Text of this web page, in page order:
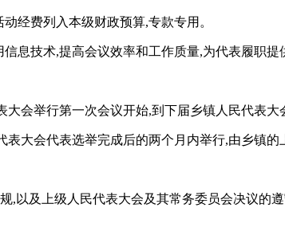
经费列入本级财政预算,专款专用。
息技术,提高会议效率和工作质量,为代表履职提
会举行第一次会议开始,到下届乡镇人民代表大
大会代表选举完成后的两个月内举行,由乡镇的
,以及上级人民代表大会及其常务委员会决议的